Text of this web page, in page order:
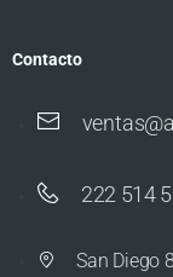
Contacto
222 514
San Diego